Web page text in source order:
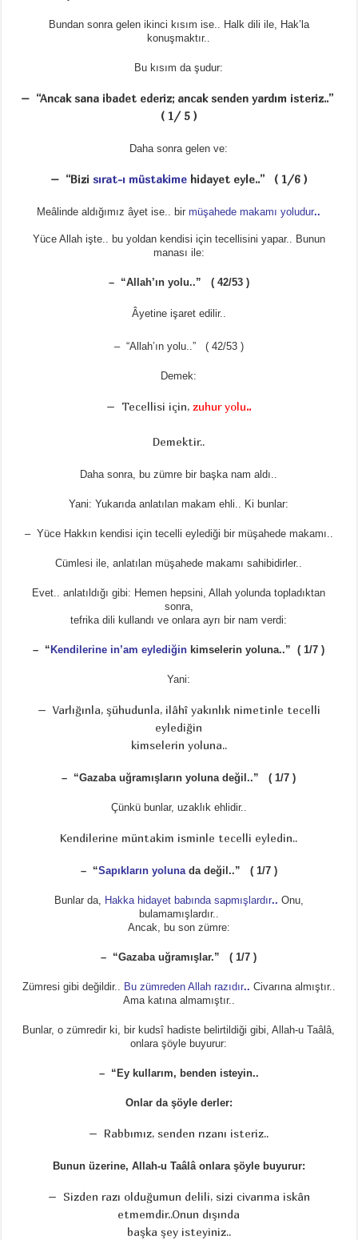
Bundan sonra gelen ikinci kısım ise.. Halk dili ile, Hak’la
konuşmaktır..
Bu kısım da şudur:
– “Ancak sana ibadet ederiz; ancak senden yardım isteriz..”
( 1/ 5 )
Daha sonra gelen ve:
– “Bizi sırat-ı müstakimehidayet eyle..” ( 1/6 )
Meâlinde aldığımız âyet ise.. birmüşahede makamı yoludur..
Yüce Allah işte.. bu yoldan kendisi için tecellisini yapar.. Bunun
manası ile:
– “Allah’ın yolu..” ( 42/53 )
Âyetine işaret edilir..
– “Allah’ın yolu..” ( 42/53 )
Demek:
– Tecellisi için, zuhur yolu..
Demektir..
Daha sonra, bu zümre bir başka nam aldı..
Yani: Yukarıda anlatılan makam ehli.. Ki bunlar:
– Yüce Hakkın kendisi için tecelli eylediği bir müşahede makamı..
Cümlesi ile, anlatılan müşahede makamı sahibidirler..
Evet.. anlatıldığı gibi: Hemen hepsini, Allah yolunda topladıktan
sonra,
tefrika dili kullandı ve onlara ayrı bir nam verdi:
– “ Kendilerine in’am eylediğin kimselerin yoluna..” ( 1/7 )
Yani:
– Varlığınla, şühudunla, ilâhî yakınlık nimetinle tecelli
eylediğin
kimselerin yoluna..
– “Gazaba uğramışların yoluna değil..” ( 1/7 )
Çünkü bunlar, uzaklık ehlidir..
Kendilerine müntakim isminle tecelli eyledin..
– “Sapıkların yolunada değil..” ( 1/7 )
Bunlar da, Hakka hidayet babında sapmışlardır.. Onu,
bulamamışlardır..
Ancak, bu son zümre:
– “Gazaba uğramışlar.” ( 1/7 )
Zümresi gibi değildir.. Bu zümreden Allah razıdır.. Civarına almıştır..
Ama katına almamıştır..
Bunlar, o zümredir ki, bir kudsî hadiste belirtildiği gibi, Allah-u Taâlâ,
onlara şöyle buyurur:
– “Ey kullarım, benden isteyin..
Onlar da şöyle derler:
– Rabbımız, senden rızanı isteriz..
Bunun üzerine, Allah-u Taâlâ onlara şöyle buyurur:
– Sizden razı olduğumun delili, sizi civarıma iskân
etmemdir..Onun dışında
başka şey isteyiniz..